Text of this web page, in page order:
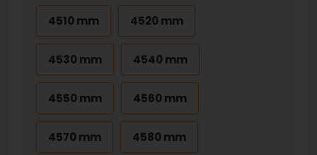
4510 mm 4520 mm
4530 mm 4540 mm
4550 mm 4560 mm
4570 mm 4580 mm